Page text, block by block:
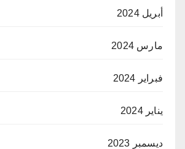
أبريل 2024
مارس 2024
فبراير 2024
يناير 2024
ديسمبر 2023